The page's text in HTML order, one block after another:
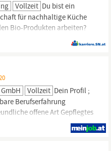
Vollzeit Du bist ein
für nachhaltige Küche
Bio-Produkten arbeiten?
Events mit!
Tätigkeit, viel Raum für
Vollzeit Dein Profil ;
Berufserfahrung
offene Art Gepflegtes
Verkehrsmitteln
bis Samstag, Sonn- und